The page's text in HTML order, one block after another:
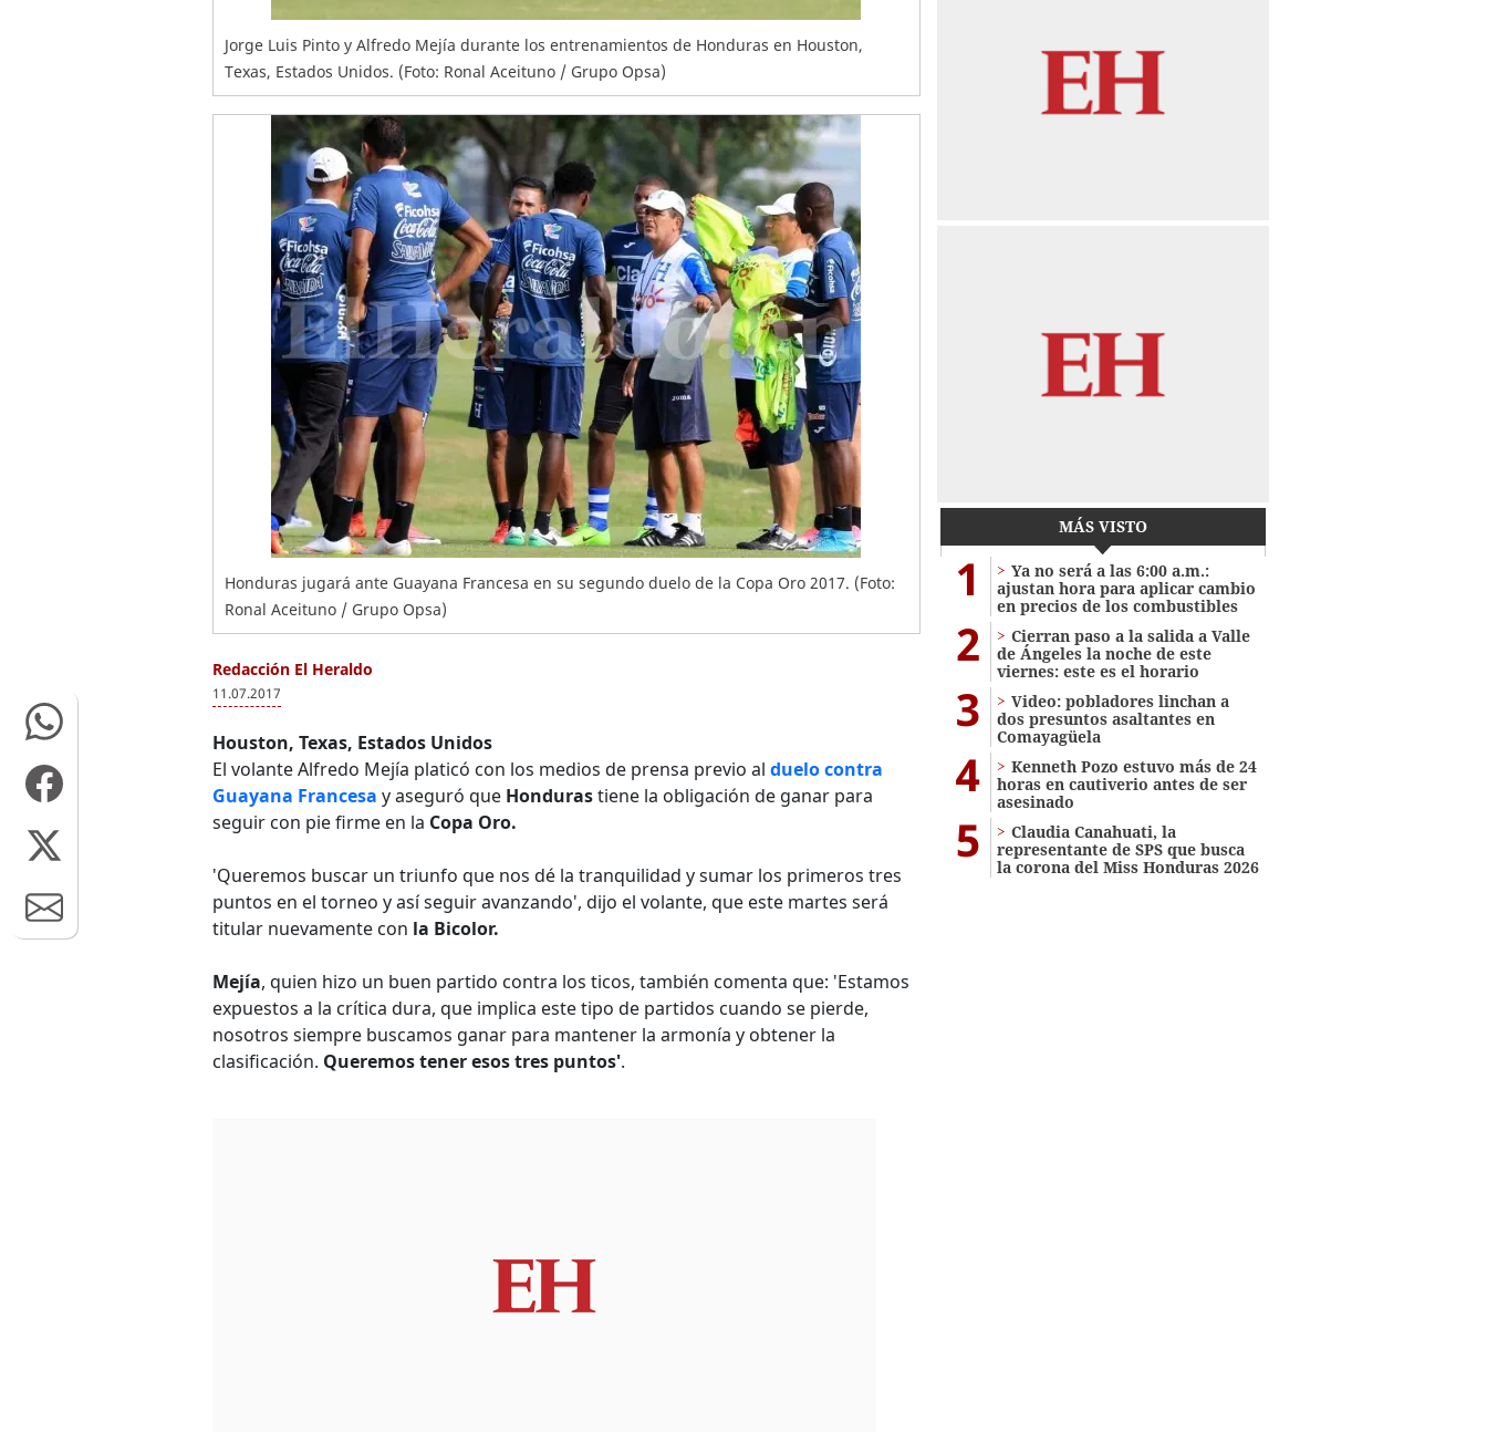
Jorge Luis Pinto y Alfredo Mejía durante los entrenamientos de Honduras en Houston,
Texas, Estados Unidos. (Foto: Ronal Aceituno / Grupo Opsa)
Honduras jugará ante Guayana Francesa en su segundo duelo de la Copa Oro 2017. (Foto:
Ronal Aceituno / Grupo Opsa)
Redacción El Heraldo
11.07.2017
Houston, Texas, Estados Unidos
El volante Alfredo Mejía platicó con los medios de prensa previo al duelo contra
Guayana Francesa y aseguró que Hondurastiene la obligación de ganar para
seguir con pie firme en la Copa Oro.
'Queremos buscar un triunfo que nos dé la tranquilidad y sumar los primeros tres
puntos en el torneo y así seguir avanzando', dijo el volante, que este martes será
titular nuevamente con la Bicolor.
Mejía, quien hizo un buen partido contra los ticos, también comenta que: 'Estamos
expuestos a la crítica dura, que implica este tipo de partidos cuando se pierde,
nosotros siempre buscamos ganar para mantener la armonía y obtener la
clasificación. Queremos tener esos tres puntos'.
MÁS VISTO
1
Ya no será a las 6:00 a.m.:
ajustan hora para aplicar cambio
en precios de los combustibles
2
Cierran paso a la salida a Valle
de Ángeles la noche de este
viernes: este es el horario
3
Video: pobladores linchan a
dos presuntos asaltantes en
Comayagüela
4
Kenneth Pozo estuvo más de 24
horas en cautiverio antes de ser
asesinado
5
Claudia Canahuati, la
representante de SPS que busca
la corona del Miss Honduras 2026